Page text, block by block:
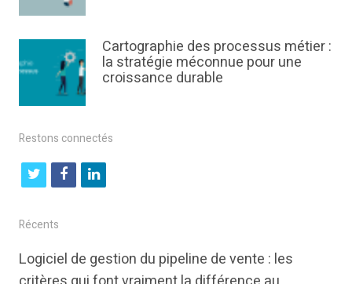
Cartographie des processus métier :
la stratégie méconnue pour une
croissance durable
Restons connectés
t
i
t
t
f
b
l
e
Récents
Logiciel de gestion du pipeline de vente : les